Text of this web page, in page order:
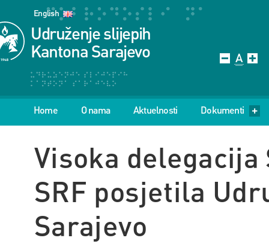
English
Udruženje slijepih
Kantona Sarajevo
Home O nama Aktuelnosti Dokumenti
Visoka
SRF posjetila
Sarajevo